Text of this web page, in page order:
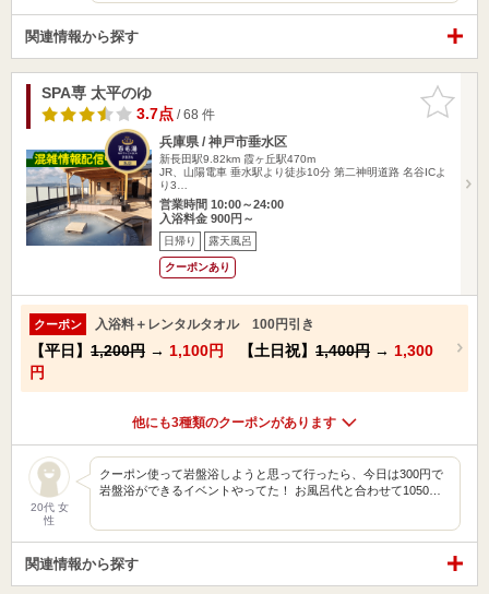
関連情報から探す
お気に入
りに追加
SPA専 太平のゆ
3.7点/ 68 件
兵庫県 / 神戸市垂水区
新長田駅9.82km 霞ヶ丘駅470m
JR、山陽電車 垂水駅より徒歩10分 第二神明道路 名谷ICよ
り3…
営業時間 10:00～24:00
入浴料金 900円～
日帰り 露天風呂
クーポンあり
クーポン 入浴料＋レンタルタオル 100円引き
【平日】 1,200円 → 1,100円 【土日祝】 1,400円 → 1,300
円
他にも3種類のクーポンがあります
20代 女
性
クーポン使って岩盤浴しようと思って行ったら、今日は300円で
岩盤浴ができるイベントやってた！ お風呂代と合わせて1050…
関連情報から探す